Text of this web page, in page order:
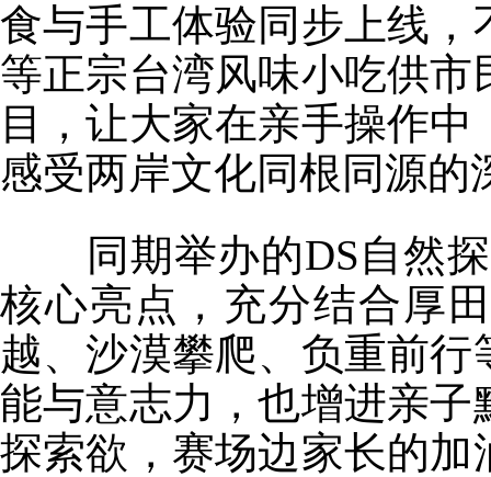
食与手工体验同步上线
等正宗台湾风味小吃供
目，让大家在亲手操作
感受两岸文化同根同源的
同期举办的DS自然探
核心亮点，充分结合厚
越、沙漠攀爬、负重前
能与意志力，也增进亲
探索欲，赛场边家长的